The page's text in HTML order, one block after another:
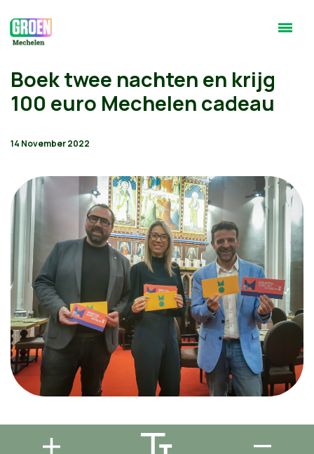
Boek twee nachten en krijg
100 euro Mechelen cadeau
14 November 2022